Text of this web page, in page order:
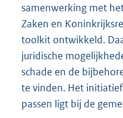
samenwerking met
Zaken en
toolkit ontwikkeld.
juridische
schade en de
te vinden. Het
passen ligt bij de